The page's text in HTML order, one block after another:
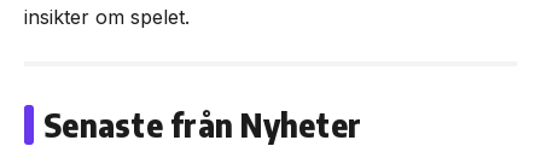
insikter om spelet.
Senaste från Nyheter